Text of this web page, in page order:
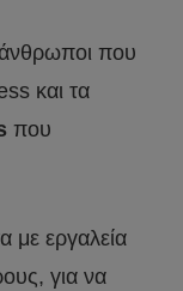
που
και τα
που
με εργαλεία
για να